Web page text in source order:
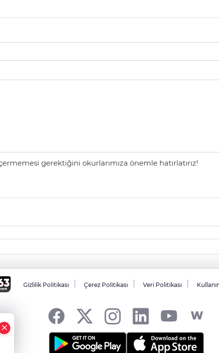
gerektiğini okurlarımıza önemle hatırlatırız!
Gizlilik Politikası Çerez Politikası Veri Politikası